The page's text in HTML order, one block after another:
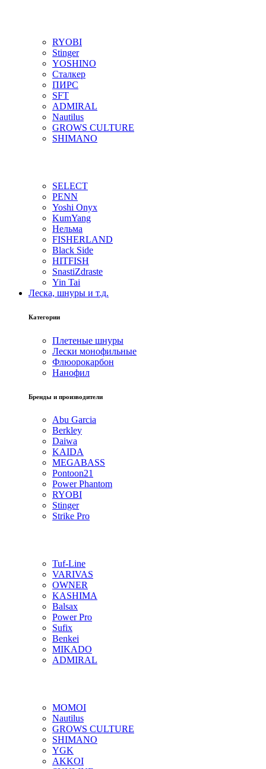
RYOBI
Stinger
YOSHINO
Сталкер
ПИРС
SFT
ADMIRAL
Nautilus
GROWS CULTURE
SHIMANO
SELECT
PENN
Yoshi Onyx
KumYang
Нельма
FISHERLAND
Black Side
HITFISH
SnastiZdraste
Yin Tai
Леска, шнуры и т.д.
Категории
Плетеные шнуры
Лески монофильные
Флюорокарбон
Нанофил
Бренды и производители
Abu Garcia
Berkley
Daiwa
KAIDA
MEGABASS
Pontoon21
Power Phantom
RYOBI
Stinger
Strike Pro
Tuf-Line
VARIVAS
OWNER
KASHIMA
Balsax
Power Pro
Sufix
Benkei
MIKADO
ADMIRAL
MOMOI
Nautilus
GROWS CULTURE
SHIMANO
YGK
AKKOI